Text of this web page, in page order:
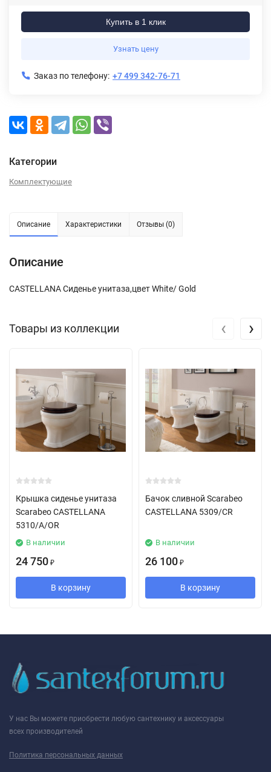
Купить в 1 клик
Узнать цену
Заказ по телефону: +7 499 342-76-71
Категории
Комплектующие
Описание Характеристики Отзывы (0)
Описание
CASTELLANA Сиденье унитаза,цвет White/ Gold
Товары из коллекции
Крышка сиденье унитаза
Scarabeo CASTELLANA
5310/A/OR
В наличии
24 750 ₽
В корзину
Бачок сливной Scarabeo
CASTELLANA 5309/CR
В наличии
26 100 ₽
В корзину
‹ ›
У нас Вы можете приобрести любую сантехнику и аксессуары
всех производителей
Политика персональных данных